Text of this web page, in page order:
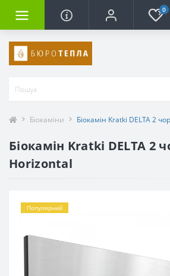
0
Біокаміни Біокамін Kratki DELTA 2
Біокамін Kratki DELTA 2
Horizontal
Популярний